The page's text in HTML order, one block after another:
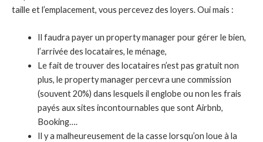
taille et l’emplacement, vous percevez des loyers. Oui mais :
Il faudra payer un property manager pour gérer le bien,
l’arrivée des locataires, le ménage,
Le fait de trouver des locataires n’est pas gratuit non
plus, le property manager percevra une commission
(souvent 20%) dans lesquels il englobe ou non les frais
payés aux sites incontournables que sont Airbnb,
Booking….
Il y a malheureusement de la casse lorsqu’on loue à la